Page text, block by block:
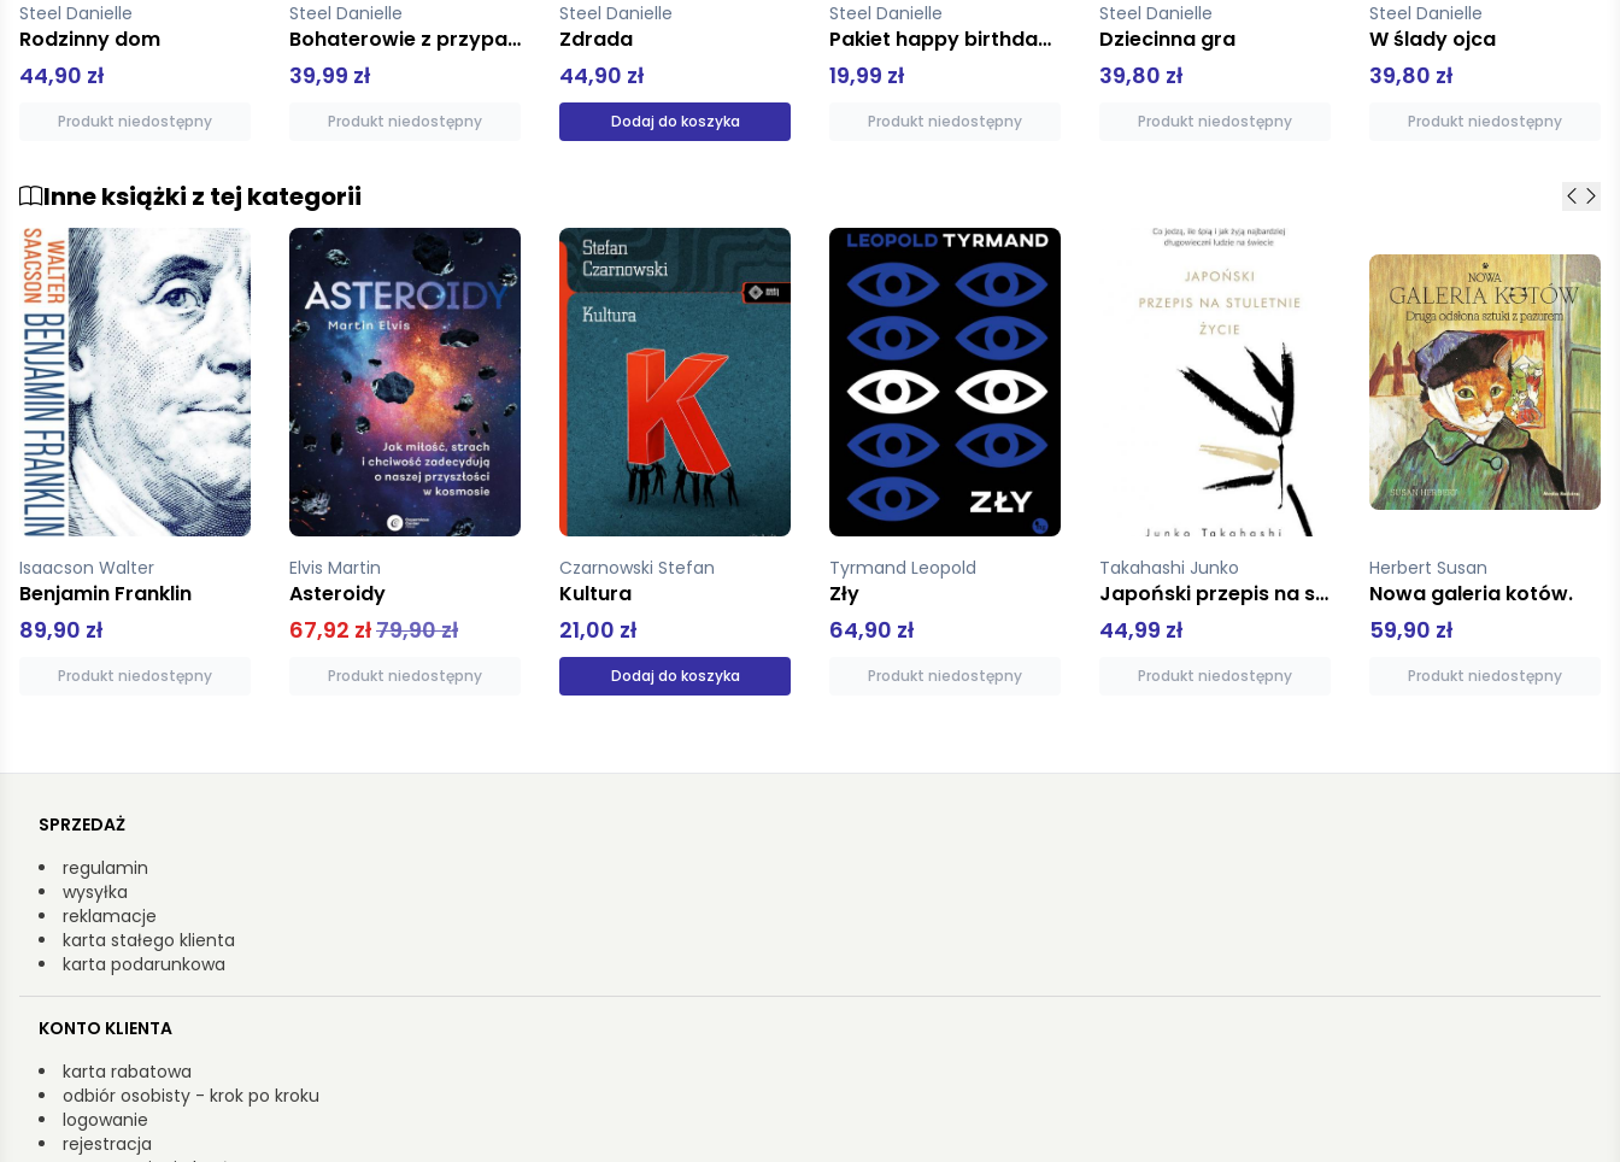
Steel Danielle
39,99 zł
Produkt niedostępny
Steel Danielle
Zdrada
44,90 zł
Dodaj do koszyka
Steel Danielle
19,99 zł
Produkt niedostępny
Steel Danielle
Dziecinna gra
39,80 zł
Produkt niedostępny
Steel Danielle
W ślady ojca
39,80 zł
Produkt niedostępny
Steel Danielle
14,99 zł
Produkt niedostępny
Inne książki z tej kategorii
Elvis Martin
Asteroidy
67,92 zł
Produkt niedostępny
Czarnowski Stefan
Kultura
21,00 zł
Dodaj do koszyka
Tyrmand Leopold
Zły
64,90 zł
Produkt niedostępny
Takahashi Junko
44,99 zł
Produkt niedostępny
Herbert Susan
Nowa galeria kotów.
59,90 zł
Produkt niedostępny
Kadono Eiko
42,90 zł
Produkt niedostępny
SPRZEDAŻ
regulamin
wysyłka
reklamacje
karta stałego klienta
karta podarunkowa
KONTO KLIENTA
karta rabatowa
odbiór osobisty - krok po kroku
logowanie
rejestracja